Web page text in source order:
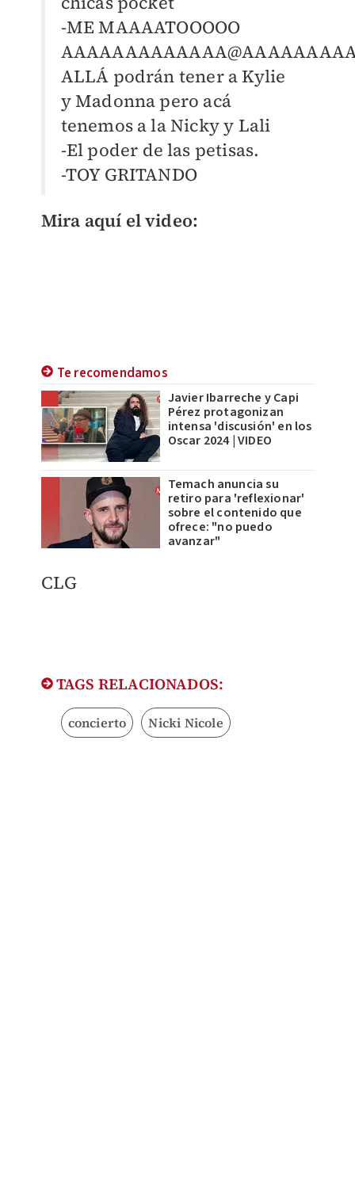
-ME MAAAATOOOOO
ALLÁ podrán tener a Kylie
y Madonna pero acá
tenemos a la Nicky y Lali
-El poder de las petisas.
-TOY GRITANDO
Mira aquí el video:
Te recomendamos
Javier Ibarreche y Capi
Pérez protagonizan
intensa 'discusión' en los
Oscar 2024 | VIDEO
Temach anuncia su
retiro para 'reflexionar'
sobre el contenido que
ofrece: "no puedo
avanzar"
CLG
TAGS RELACIONADOS:
concierto Nicki Nicole